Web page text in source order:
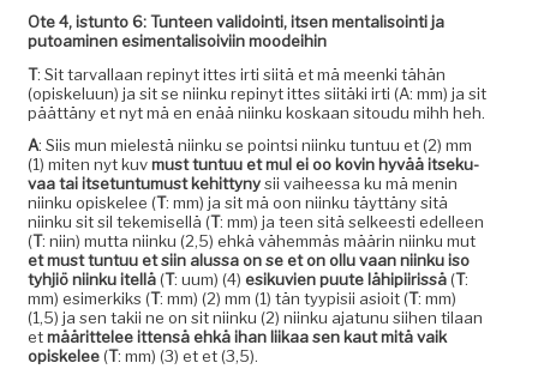
Ote 4, istun­to 6: Tun­teen vali­doin­ti, itsen men­tal­isoin­ti ja
putoami­nen esi­men­tal­isoivi­in moodeihin
T: Sit tar­val­laan repinyt ittes irti siitä et mä meen­ki tähän
(opiskelu­un) ja sit se niinku repinyt ittes siitä­ki irti (A: mm) ja sit
päät­täny et nyt mä en enää niinku koskaan sitoudu mihh heh.
A: Siis mun mielestä niinku se pointsi niinku tun­tuu et (2) mm
(1) miten nyt kuvmust tun­tuu et mul ei oo kovin hyvää itseku­
vaa tai itse­tun­tu­must kehit­tynysii vai­heessa ku mä menin
niinku opiskelee (T: mm) ja sit mä oon niinku täyt­täny sitä
niinku sit sil tekemisel­lä (T: mm) ja teen sitä sel­keesti edelleen
(T: niin) mut­ta niinku (2,5) ehkä vähem­mäs määrin niinku mut
et must tun­tuu et siin alus­sa on se et on ollu vaan niinku iso
tyhjiö niinku itel­lä(T: uum) (4) esiku­vien puute lähipi­iris­sä(T:
mm) esimerkiks (T: mm) (2) mm (1) tän tyyp­isii asioit (T: mm)
(1,5) ja sen takii ne on sit niinku (2) niinku ajatunu siihen tilaan
etmäärit­telee itten­sä ehkä ihan liikaa sen kaut mitä vaik
opiskelee(T: mm) (3) et et (3,5).